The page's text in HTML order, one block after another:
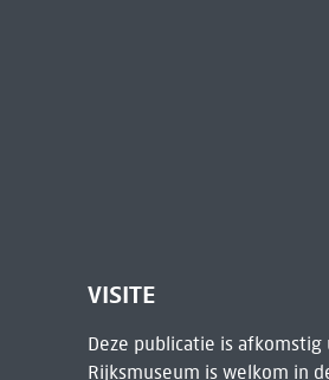
VISITE
Deze publicatie is
Rijksmuseum is welkom in